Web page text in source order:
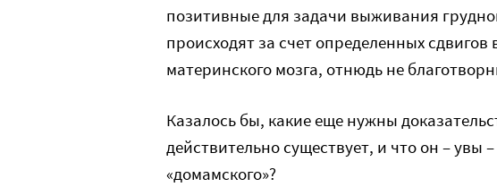
позитивные для задачи выживания
происходят за счет определенных
материнского мозга, отнюдь не
Казалось бы, какие еще нужны
действительно существует, и что он – увы
«домамского»?